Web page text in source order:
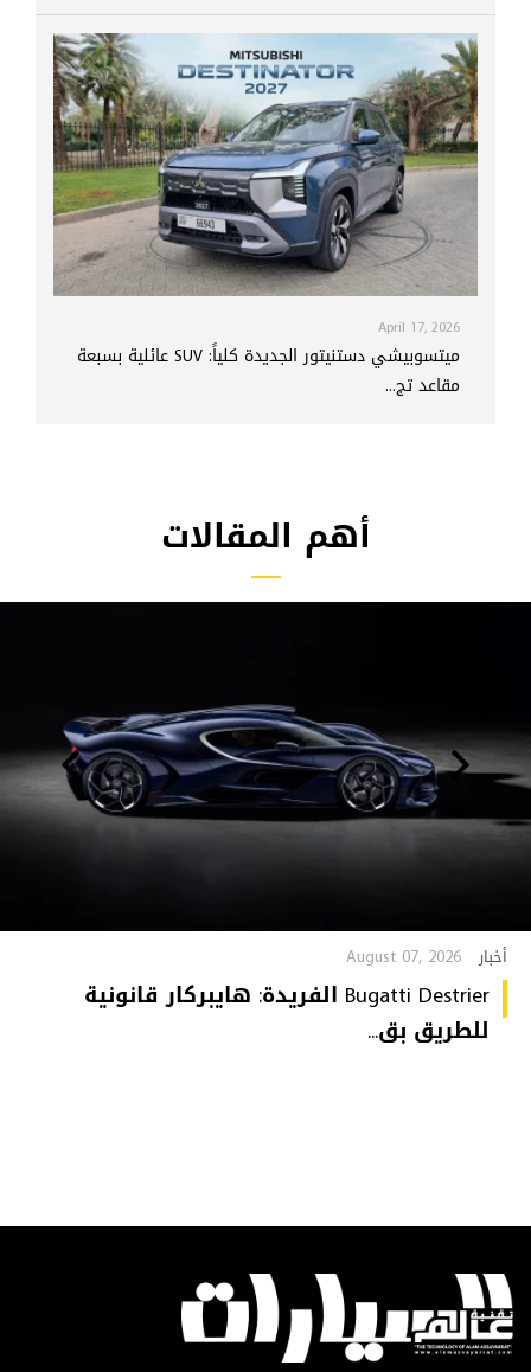
April 17, 2026
ميتسوبيشي دستنيتور الجديدة كلياً: SUV عائلية بسبعة
مقاعد تج...
أهم المقالات
أخبار August 07, 2026
Bugatti Destrier الفريدة: هايبركار قانونية
للطريق بق...